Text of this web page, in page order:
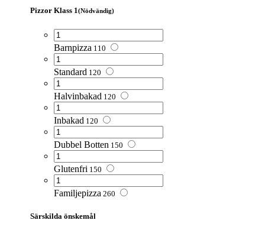
Pizzor Klass 1(Nödvändig)
Barnpizza 110
Standard 120
Halvinbakad 120
Inbakad 120
Dubbel Botten 150
Glutenfri 150
Familjepizza 260
Särskilda önskemål